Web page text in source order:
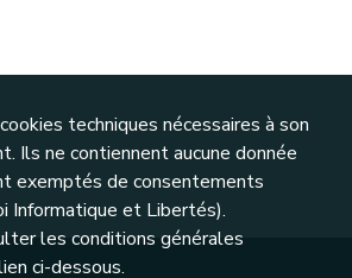
techniques nécessaires à son
Ils ne contiennent aucune donnée
exemptés de consentements
Informatique et Libertés).
les conditions générales
ci-dessous.